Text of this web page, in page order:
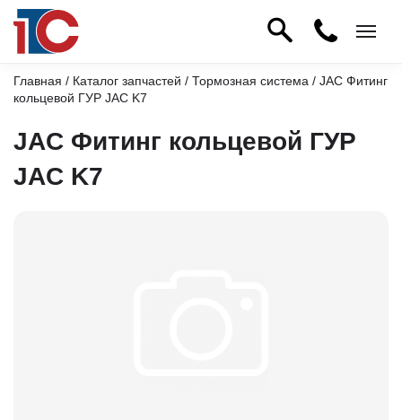
Главная / Каталог запчастей / Тормозная система / JAC Фитинг
кольцевой ГУР JAC K7
JAC Фитинг кольцевой ГУР
JAC K7